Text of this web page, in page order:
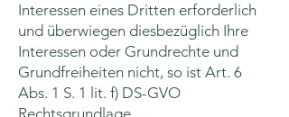
Interessen eines Dritten erforderlich
und überwiegen diesbezüglich Ihre
Interessen oder Grundrechte und
Grundfreiheiten nicht, so ist Art. 6
Abs. 1 S. 1 lit. f) DS-GVO
Rechtsgrundlage.